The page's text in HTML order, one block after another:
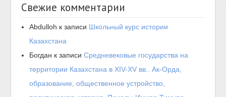
Свежие комментарии
Abdulloh к записи Школьный курс истории
Казахстана
Богдан к записиСредневековые государства на
территории Казахстана в XIV-XV вв.. Ак-Орда,
образование, общественное устройство,